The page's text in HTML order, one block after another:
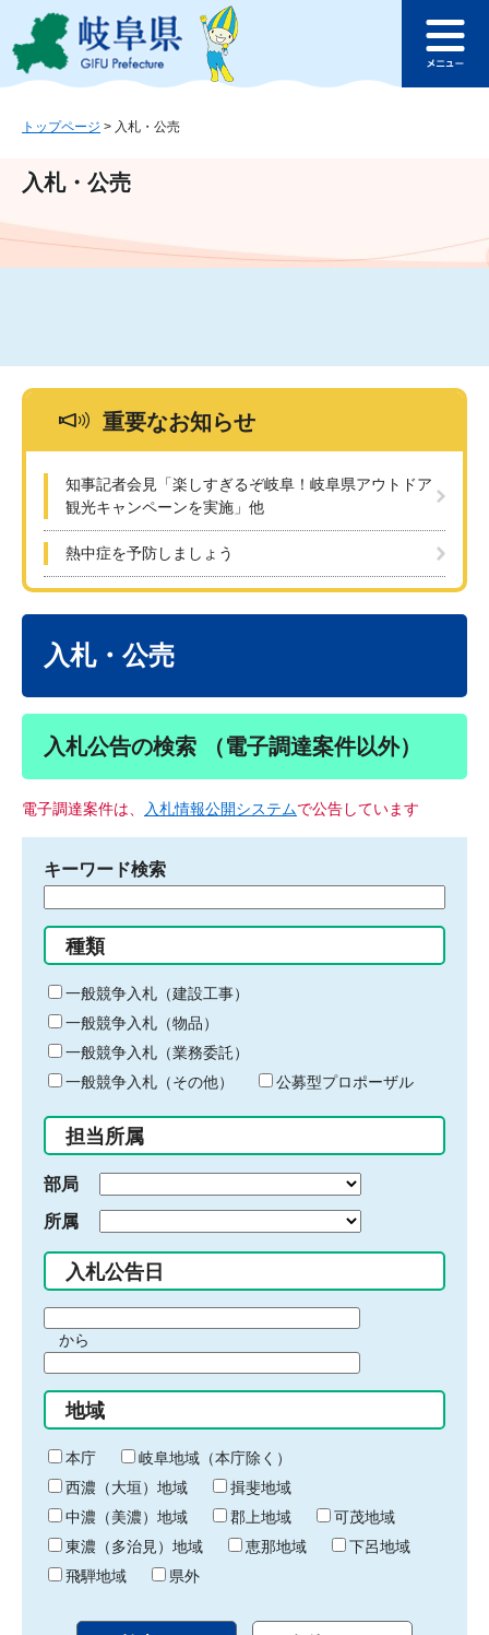
ジ
ュ
文
このページの本文へ
ュ
トップページ > 入札・公売
入札・公売
重要なお知らせ
知事記者会見「楽しすぎるぞ岐阜！岐阜県アウトドア
観光キャンペーンを実施」他
熱中症を予防しましょう
入札・公売
入札公告の検索 （電子調達案件以外）
電子調達案件は、 入札情報公開システムで公告しています
キーワード検索
る
キ
ー
ワ
ー
ド
入
力
種類
一般競争入札（建設工事）
一般競争入札（物品）
一般競争入札（業務委託）
一般競争入札（その他）
公募型プロポーザル
担当所属
部局
所属
入札公告日
間
始
り
から
間
終
わ
り
地域
本庁
岐阜地域（本庁除く）
西濃（大垣）地域
揖斐地域
中濃（美濃）地域
郡上地域
可茂地域
東濃（多治見）地域
恵那地域
下呂地域
飛騨地域
県外